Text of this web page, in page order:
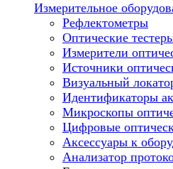
Измерительное
Рефлектометры
Оптические
Измерители
Источники
Визуальный
Идентификаторы
Микроскопы
Цифровые
Аксессуары к
Анализатор